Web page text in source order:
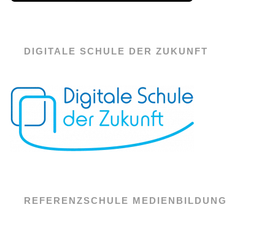
DIGITALE SCHULE DER ZUKUNFT
REFERENZSCHULE MEDIENBILDUNG